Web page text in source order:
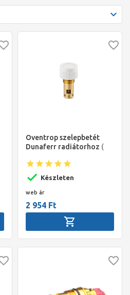
Oventrop szelepbetét
Dunaferr radiátorhoz (
Készleten
web ár
2 954 Ft